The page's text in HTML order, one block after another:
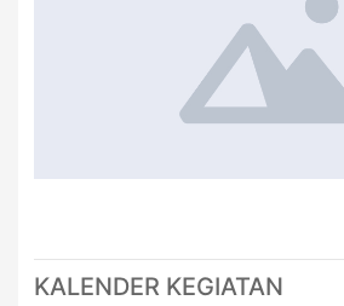
KALENDER KEGIATAN